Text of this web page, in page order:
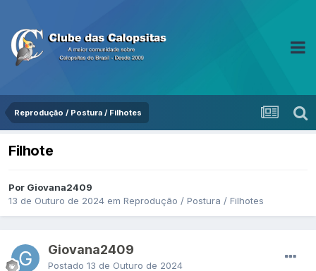
Reprodução / Postura / Filhotes
Filhote
Por Giovana2409
13 de Outuro de 2024 em Reprodução / Postura / Filhotes
Giovana2409
Postado 13 de Outuro de 2024